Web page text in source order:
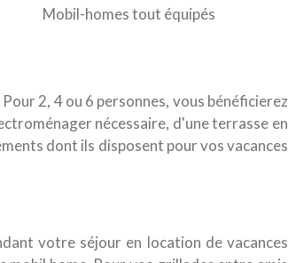
Mobil-homes tout équipés
2, 4 ou 6 personnes, vous bénéficierez
nécessaire, d'une terrasse en
dont ils disposent pour vos vacances
votre séjour en location de vacances